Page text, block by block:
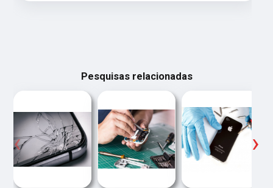
Pesquisas relacionadas
‹ ›